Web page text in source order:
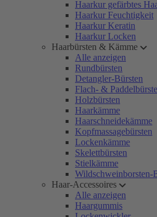
Haarkur gefärbtes
Haarkur Feuchtigkeit
Haarkur Keratin
Haarkur Locken
Haarbürsten & Kämme
Alle anzeigen
Rundbürsten
Detangler-Bürsten
Flach- &
Holzbürsten
Haarkämme
Haarschneidekämme
Kopfmassagebürsten
Lockenkämme
Skelettbürsten
Stielkämme
Wildschweinborsten-
Haar-Accessoires
Alle anzeigen
Haargummis